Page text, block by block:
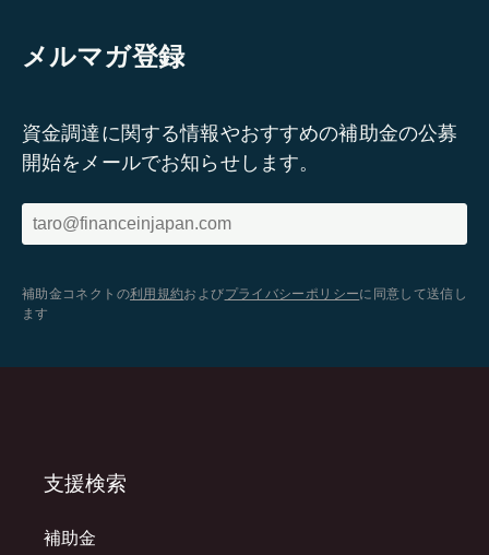
メルマガ登録
資金調達に関する情報やおすすめの補助金の公募
開始をメールでお知らせします。
補助金コネクトの利用規約およびプライバシーポリシーに同意して送信し
ます
支援検索
補助金